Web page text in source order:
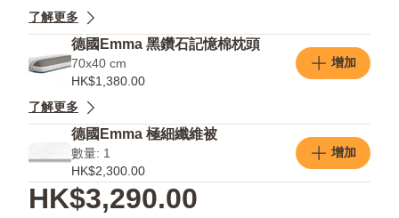
了解更多
德國Emma 黑鑽石記憶棉枕頭
70x40 cm
HK$1,380.00
增加
了解更多
德國Emma 極細纖維被
數量: 1
HK$2,300.00
增加
HK$3,290.00